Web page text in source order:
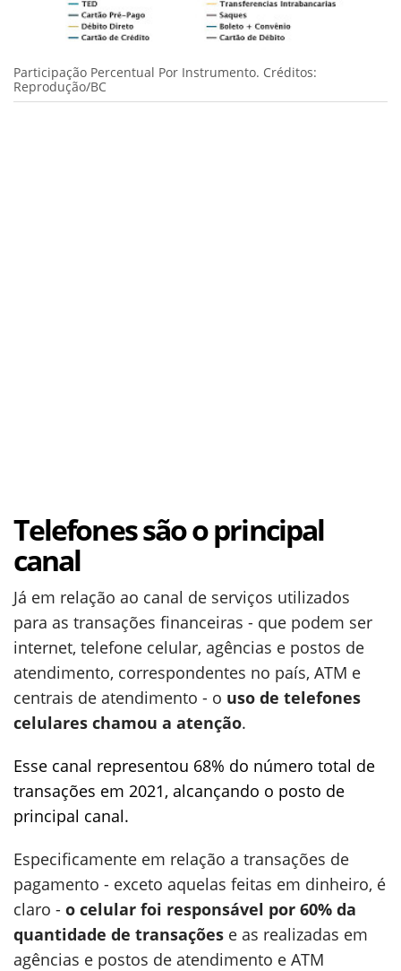
Participação Percentual Por Instrumento. Créditos:
Reprodução/BC
Telefones são o principal
canal
Já em relação ao canal de serviços utilizados
para as transações financeiras - que podem ser
internet, telefone celular, agências e postos de
atendimento, correspondentes no país, ATM e
centrais de atendimento - o uso de telefones
celulares chamou a atenção.
Esse canal representou 68% do número total de
transações em 2021, alcançando o posto de
principal canal.
Especificamente em relação a transações de
pagamento - exceto aquelas feitas em dinheiro, é
claro - o celular foi responsável por 60% da
quantidade de transações e as realizadas em
agências e postos de atendimento e ATM